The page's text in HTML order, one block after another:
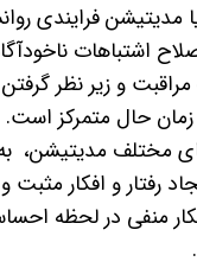
مدیتیشن فرایندی
اشتباهات
و زیر نظر گرفتن
حال متمرکز
مختلف مدیتیشن،
رفتار و افکار مثبت
منفی در لحظه